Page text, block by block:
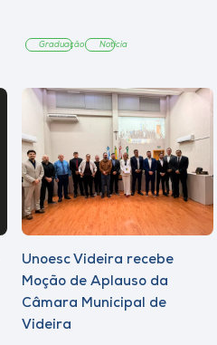
Graduação Notícia
Unoesc Videira recebe
Moção de Aplauso da
Câmara Municipal de
Videira